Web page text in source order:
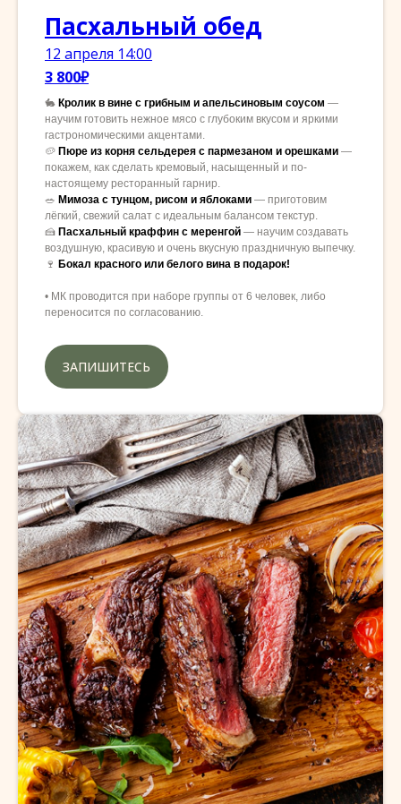
Пасхальный обед
12 апреля 14:00
3 800₽
🐇 Кролик в вине с грибным и апельсиновым соусом —
научим готовить нежное мясо с глубоким вкусом и яркими
гастрономическими акцентами.
🥔 Пюре из корня сельдерея с пармезаном и орешками —
покажем, как сделать кремовый, насыщенный и по-
настоящему ресторанный гарнир.
🥗 Мимоза с тунцом, рисом и яблоками — приготовим
лёгкий, свежий салат с идеальным балансом текстур.
🍰 Пасхальный краффин с меренгой — научим создавать
воздушную, красивую и очень вкусную праздничную выпечку.
🍷 Бокал красного или белого вина в подарок!
• МК проводится при наборе группы от 6 человек, либо
переносится по согласованию.
ЗАПИШИТЕСЬ